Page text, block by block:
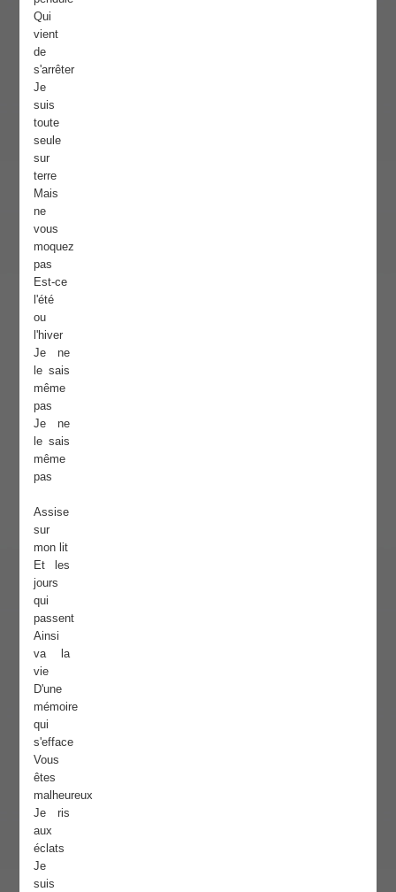
Qui
vient
de
s'arrêter
Je
suis
toute
seule
sur
terre
Mais
ne
vous
moquez
pas
Est-ce
l'été
ou
l'hiver
Je ne
le sais
même
pas
Je ne
le sais
même
pas
Assise
sur
mon lit
Et les
jours
qui
passent
Ainsi
va la
vie
D'une
mémoire
qui
s'efface
Vous
êtes
malheureux
Je ris
aux
éclats
Je
suis